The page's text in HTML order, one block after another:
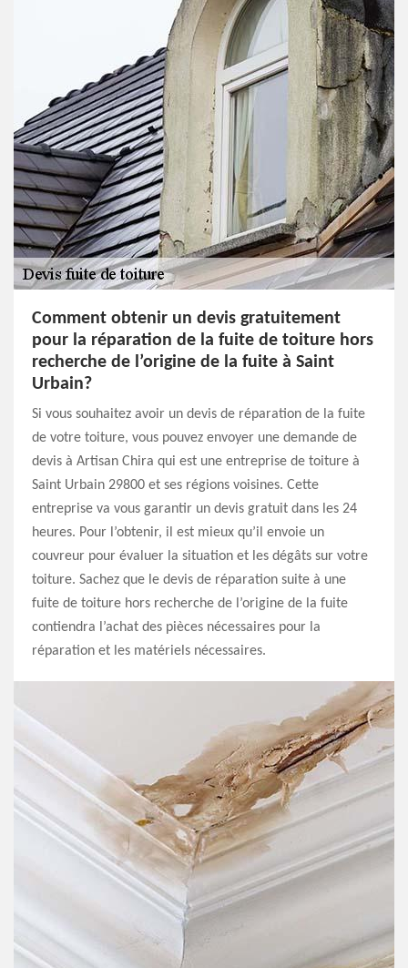
Comment obtenir un devis gratuitement
pour la réparation de la fuite de toiture hors
recherche de l’origine de la fuite à Saint
Urbain?
Si vous souhaitez avoir un devis de réparation de la fuite
de votre toiture, vous pouvez envoyer une demande de
devis à Artisan Chira qui est une entreprise de toiture à
Saint Urbain 29800 et ses régions voisines. Cette
entreprise va vous garantir un devis gratuit dans les 24
heures. Pour l’obtenir, il est mieux qu’il envoie un
couvreur pour évaluer la situation et les dégâts sur votre
toiture. Sachez que le devis de réparation suite à une
fuite de toiture hors recherche de l’origine de la fuite
contiendra l’achat des pièces nécessaires pour la
réparation et les matériels nécessaires.